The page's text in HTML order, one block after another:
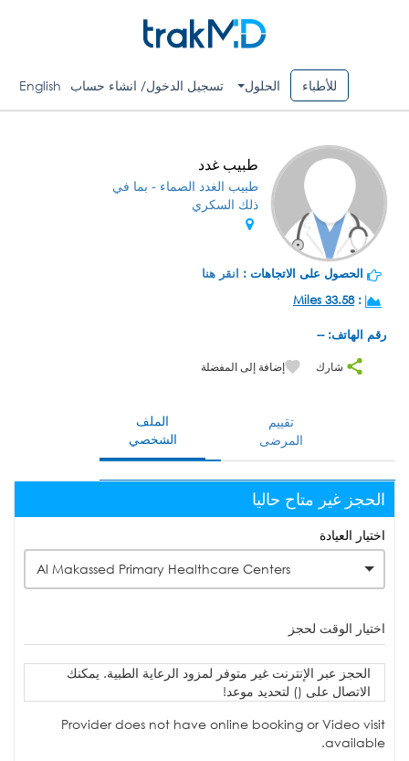
للأطباء الحلول تسجيل الدخول/ انشاء حساب English
طبيب غدد
طبيب الغدد الصماء - بما في
ذلك السكري
الحصول على الاتجاهات : انقر هنا
:
33.58 Miles
رقم الهاتف: --
شارك إضافة إلى المفضلة
الملف
الشخصي
تقييم
المرضى
الحجز غير متاح حاليا
اختيار العيادة
Al Makassed Primary Healthcare Centers
اختيار الوقت لحجز
الحجز عبر الإنترنت غير متوفر لمزود الرعاية الطبية. يمكنك
الاتصال على () لتحديد موعد!
Provider does not have online booking or Video visit
available.